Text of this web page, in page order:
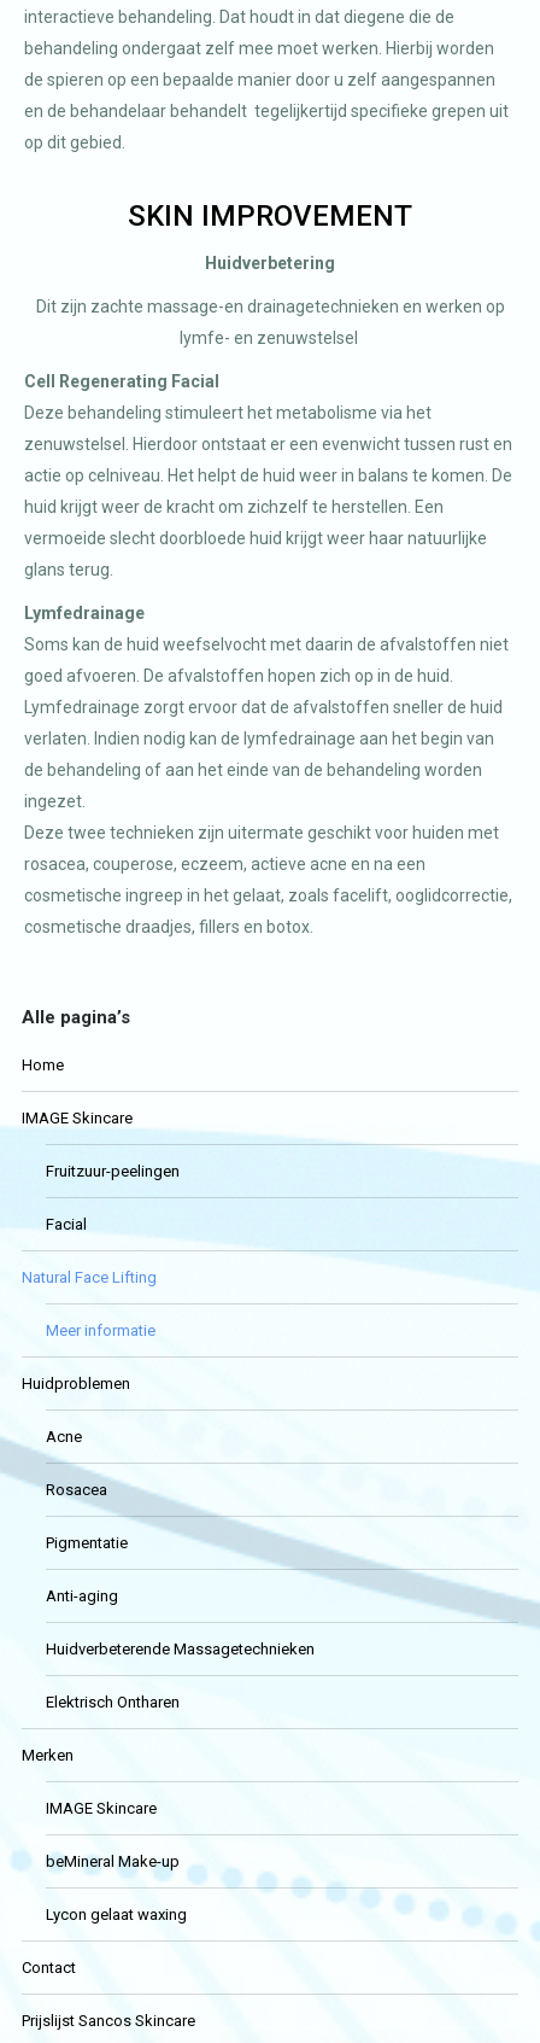
interactieve behandeling. Dat houdt in dat diegene die de
behandeling ondergaat zelf mee moet werken. Hierbij worden
de spieren op een bepaalde manier door u zelf aangespannen
en de behandelaar behandelt tegelijkertijd specifieke grepen uit
op dit gebied.
SKIN IMPROVEMENT
Huidverbetering
Dit zijn zachte massage-en drainagetechnieken en werken op
lymfe- en zenuwstelsel
Cell Regenerating Facial
Deze behandeling stimuleert het metabolisme via het
zenuwstelsel. Hierdoor ontstaat er een evenwicht tussen rust en
actie op celniveau. Het helpt de huid weer in balans te komen. De
huid krijgt weer de kracht om zichzelf te herstellen. Een
vermoeide slecht doorbloede huid krijgt weer haar natuurlijke
glans terug.
Lymfedrainage
Soms kan de huid weefselvocht met daarin de afvalstoffen niet
goed afvoeren. De afvalstoffen hopen zich op in de huid.
Lymfedrainage zorgt ervoor dat de afvalstoffen sneller de huid
verlaten. Indien nodig kan de lymfedrainage aan het begin van
de behandeling of aan het einde van de behandeling worden
ingezet.
Deze twee technieken zijn uitermate geschikt voor huiden met
rosacea, couperose, eczeem, actieve acne en na een
cosmetische ingreep in het gelaat, zoals facelift, ooglidcorrectie,
cosmetische draadjes, fillers en botox.
Alle pagina’s
Home
IMAGE Skincare
Fruitzuur-peelingen
Facial
Natural Face Lifting
Meer informatie
Huidproblemen
Acne
Rosacea
Pigmentatie
Anti-aging
Huidverbeterende Massagetechnieken
Elektrisch Ontharen
Merken
IMAGE Skincare
beMineral Make-up
Lycon gelaat waxing
Contact
Prijslijst Sancos Skincare